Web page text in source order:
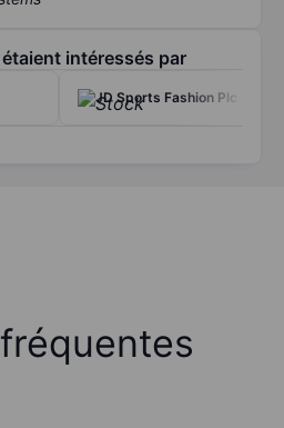
intéressés par
JD Sports Fashion Plc